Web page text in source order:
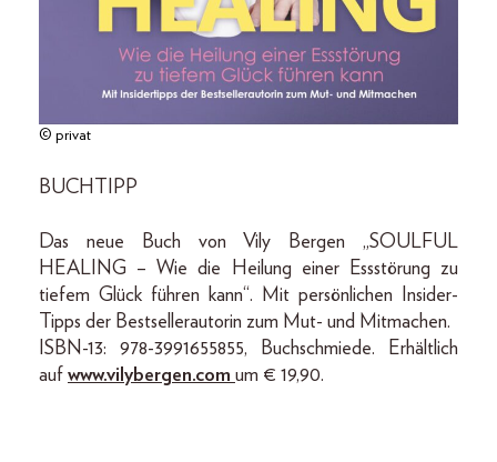
© privat
BUCHTIPP
Das neue Buch von Vily Bergen „SOULFUL
HEALING – Wie die Heilung einer Essstörung zu
tiefem Glück führen kann“. Mit persönlichen Insider-
Tipps der Bestsellerautorin zum Mut- und Mitmachen.
ISBN-13: 978-3991655855, Buchschmiede. Erhältlich
auf www.vilybergen.com um € 19,90.